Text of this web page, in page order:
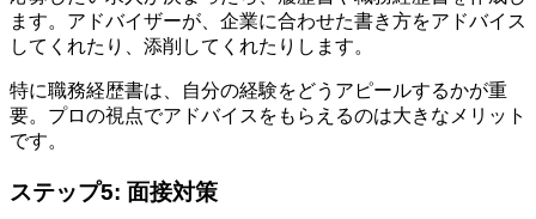
ます。アドバイザーが、企業に合わせた書き方をアドバイス
してくれたり、添削してくれたりします。
特に職務経歴書は、自分の経験をどうアピールするかが重
要。プロの視点でアドバイスをもらえるのは大きなメリット
です。
ステップ5: 面接対策